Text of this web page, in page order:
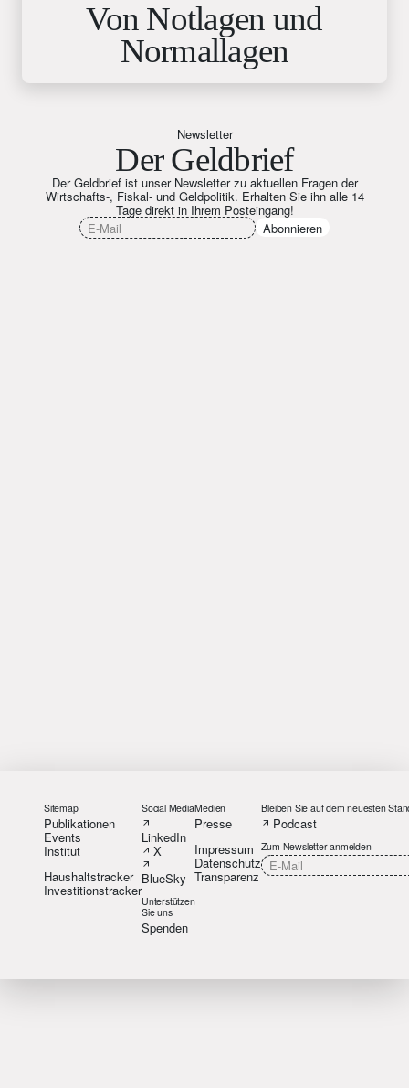
Von Notlagen und
Normallagen
Newsletter
Der Geldbrief
Der Geldbrief ist unser Newsletter zu aktuellen Fragen der
Wirtschafts-, Fiskal- und Geldpolitik. Erhalten Sie ihn alle 14
Tage direkt in Ihrem Posteingang!
Sitemap
Publikationen
Events
Institut
Haushaltstracker
Investitionstracker
Social Media
LinkedIn
X
BlueSky
Unterstützen
Sie uns
Spenden
Medien
Presse
Impressum
Datenschutz
Transparenz
Bleiben Sie auf dem neuesten
Podcast
Zum Newsletter anmelden